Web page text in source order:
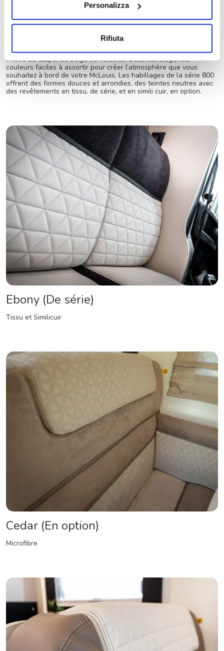
Personalizza
Rifiuta
Choisissez votre style,
personnalisez l’intérieur
Les tissus de la gamme McLouis s’inspirent de tons naturels, de
l’ivoire au taupe, du beige au noisette. Détente, élégance,
couleurs faciles à assortir pour créer l’atmosphère que vous
souhaitez à bord de votre McLouis. Les habillages de la série 800
offrent des formes douces et arrondies, des teintes neutres avec
des revêtements en tissu, de série, et en simili cuir, en option.
Ebony (De série)
Tissu et Similicuir
Cedar (En option)
Microfibre